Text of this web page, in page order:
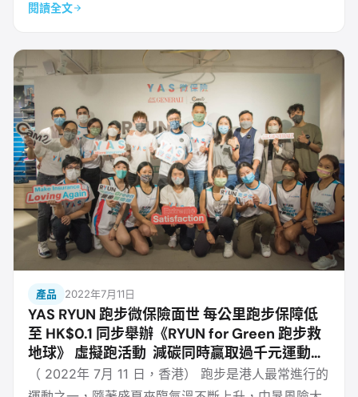
日）舉行頒獎典禮。《RYUN for Green 跑步救地
眾對可持續發展的重視。參加者每跑 1 公里，YAS 就
會向公益企業 Clear 購買 1 公斤的碳抵銷額，幫助贊
助各個遍佈
閱讀全文
產品 2022年7月11日
YAS RYUN 跑步微保險面世 每公里跑步保障低
至 HK$0.1 同步舉辦《RYUN for Green 跑步救
地球》 虛擬跑活動 減碳同時贏取過千元運動禮
品
（ 2022年 7月 11 日，香港） 跑步是港人最常進行的